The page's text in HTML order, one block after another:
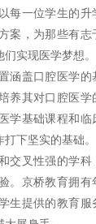
每一位学生的
案，为那些有
实现医学梦想。
涵盖口腔医学的
养其对口腔医
学基础课程和
下坚实的基础。
交叉性强的学
。京桥教育拥
生提供的教育